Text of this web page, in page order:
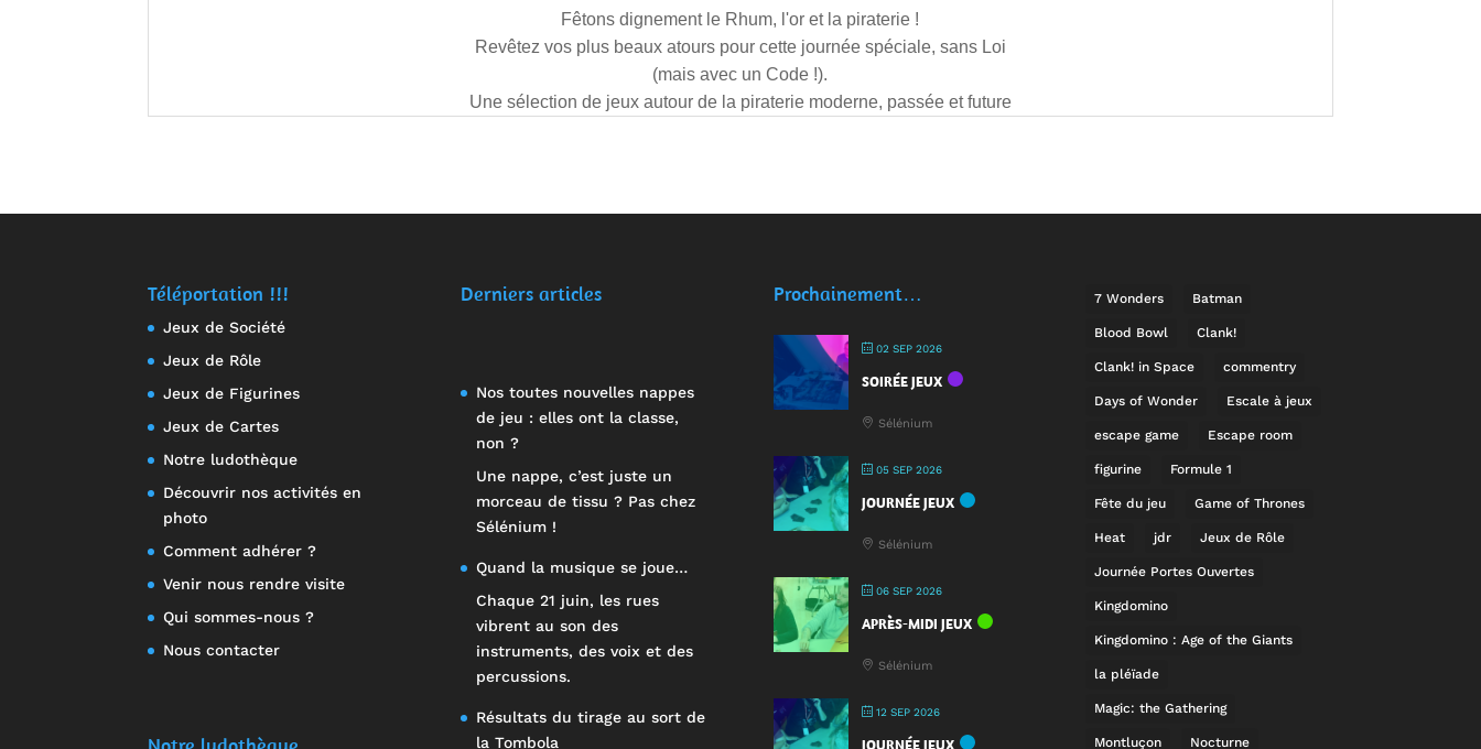
Téléportation !!!
Jeux de Société
Jeux de Rôle
Jeux de Figurines
Jeux de Cartes
Notre ludothèque
Découvrir nos activités en
photo
Comment adhérer ?
Venir nous rendre visite
Qui sommes-nous ?
Nous contacter
Derniers articles
Nos toutes nouvelles nappes
de jeu : elles ont la classe,
non ?
Une nappe, c’est juste un
morceau de tissu ? Pas chez
Sélénium !
Quand la musique se joue…
Chaque 21 juin, les rues
vibrent au son des
instruments, des voix et des
percussions.
Résultats du tirage au sort de
la Tombola
Prochainement…
02 SEP 2026
SOIRÉE JEUX
Sélénium
05 SEP 2026
JOURNÉE JEUX
Sélénium
06 SEP 2026
APRÈS-MIDI JEUX
Sélénium
12 SEP 2026
JOURNÉE JEUX
7 Wonders Batman
Blood Bowl Clank!
Clank! in Space commentry
Days of Wonder Escale à jeux
escape game Escape room
figurine Formule 1
Fête du jeu Game of Thrones
Heat jdr Jeux de Rôle
Journée Portes Ouvertes
Kingdomino
Kingdomino : Age of the Giants
la pléïade
Magic: the Gathering
Montluçon Nocturne